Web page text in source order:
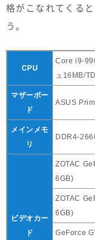
格がこなれてくる
う。
CPU
Core i9-
ュ16MB/
マザーボー
ド
ASUS
メインメモ
リ
DDR4-
ビデオカー
ド
ZOTAC
6GB)
ZOTAC
6GB)
GeForce